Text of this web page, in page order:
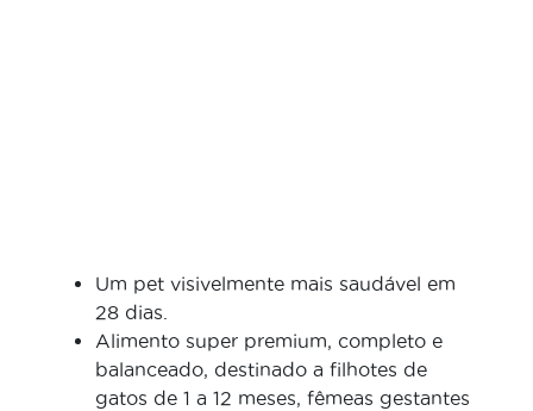
Um pet visivelmente mais saudável em
28 dias.
Alimento super premium, completo e
balanceado, destinado a filhotes de
gatos de 1 a 12 meses, fêmeas gestantes